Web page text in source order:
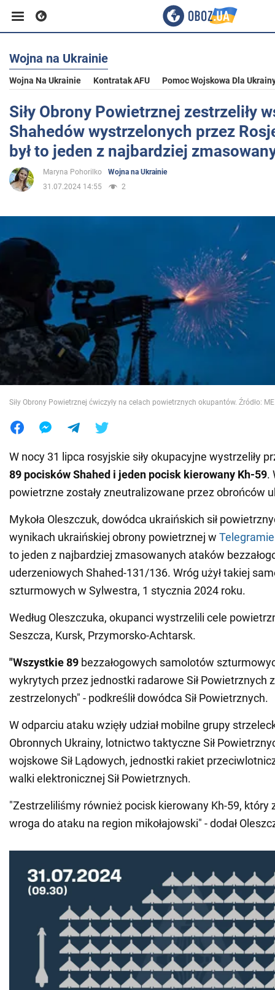
Biznes
Sport
Rozrywka
Życie
Społeczeństwo
Wojna na Ukrainie
Świat
Jedzenie
Wojna na Ukrainie
Wojna Na Ukrainie Kontratak AFU Pomoc Wojskowa Dla
Siły Obrony Powietrznej zestrzeliły
Shahedów wystrzelonych przez
był to jeden z najbardziej
Maryna Pohorilko
Wojna na Ukrainie
31.07.2024 14:55
2
Siły Obrony Powietrznej ćwiczyły na celach powietrznych okupantów. Źródło:
W nocy 31 lipca rosyjskie siły okupacyjne wystrzeliły
89 pocisków Shahed i jeden pocisk kierowany Kh-59.
powietrzne zostały zneutralizowane przez obrońców
Mykoła Oleszczuk, dowódca ukraińskich sił
wynikach ukraińskiej obrony powietrznej w Telegramie
to jeden z najbardziej zmasowanych ataków
uderzeniowych Shahed-131/136. Wróg użył takiej
szturmowych w Sylwestra, 1 stycznia 2024 roku.
Według Oleszczuka, okupanci wystrzelili cele
Seszcza, Kursk, Przymorsko-Achtarsk.
"Wszystkie89 bezzałogowych samolotów
wykrytych przez jednostki radarowe Sił Powietrznych
zestrzelonych" - podkreślił dowódca Sił Powietrznych.
W odparciu ataku wzięły udział mobilne grupy
Obronnych Ukrainy, lotnictwo taktyczne Sił
wojskowe Sił Lądowych, jednostki rakiet
walki elektronicznej Sił Powietrznych.
"Zestrzeliliśmy również pocisk kierowany Kh-59, który
wroga do ataku na region mikołajowski" - dodał